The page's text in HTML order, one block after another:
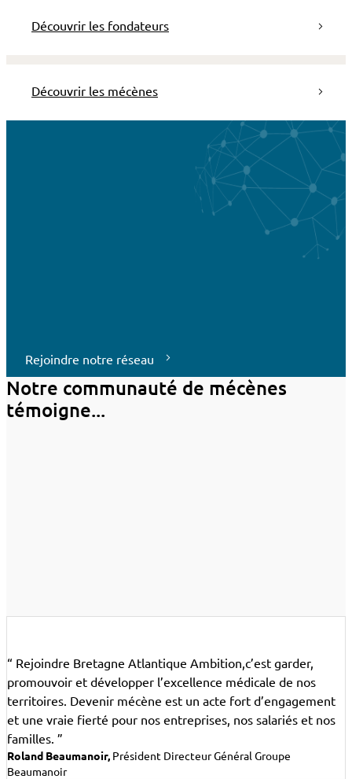
Découvrir les fondateurs
Découvrir les mécènes
Rejoindre notre réseau
Notre communauté de mécènes
témoigne...
“ Rejoindre Bretagne Atlantique Ambition,c’est garder,
promouvoir et développer l’excellence médicale de nos
territoires. Devenir mécène est un acte fort d’engagement
et une vraie fierté pour nos entreprises, nos salariés et nos
familles. ”
Roland Beaumanoir, Président Directeur Général Groupe
Beaumanoir